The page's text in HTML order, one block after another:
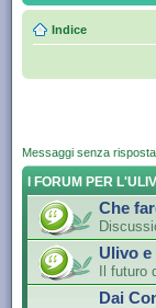
Indice
Messaggi senza risposta
I FORUM PER
Che
Ulivo
Il futuro
Dai